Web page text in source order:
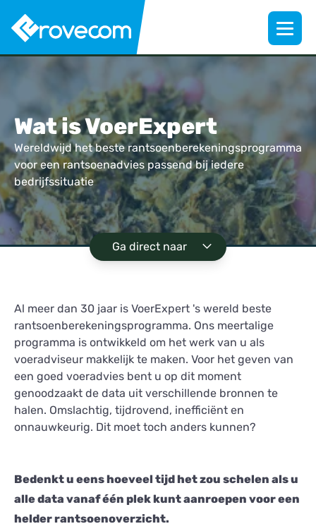
Wat is VoerExpert
Wereldwijd het beste rantsoenberekeningsprogramma
voor een rantsoenadvies passend bij iedere
bedrijfssituatie
Ga direct naar
Al meer dan 30 jaar is VoerExpert 's wereld beste
rantsoenberekeningsprogramma. Ons meertalige
programma is ontwikkeld om het werk van u als
voeradviseur makkelijk te maken. Voor het geven van
een goed voeradvies bent u op dit moment
genoodzaakt de data uit verschillende bronnen te
halen. Omslachtig, tijdrovend, inefficiënt en
onnauwkeurig. Dit moet toch anders kunnen?
Bedenkt u eens hoeveel tijd het zou schelen als u
alle data vanaf één plek kunt aanroepen voor een
helder rantsoenoverzicht.